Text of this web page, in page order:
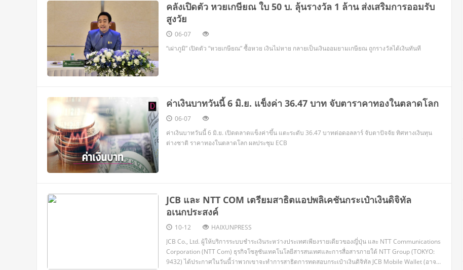
คลังเปิดตัว หวยเกษียณ ใบ 50 บ. ลุ้นรางวัล 1 ล้าน ส่งเสริมการออมรับ
สูงวัย
06-07
“เผ่าภูมิ” เปิดตัว “หวยเกษียณ” ซื้อหวย เงินไม่หาย กลายเป็นเงินออมยามเกษียณ ถูกรางวัลได้เงินทันที
ค่าเงินบาทวันนี้ 6 มิ.ย. แข็งค่า 36.47 บาท จับตาราคาทองในตลาดโลก
06-07
ค่าเงินบาทวันนี้ 6 มิ.ย. เปิดตลาดแข็งค่าขึ้น แตะระดับ 36.47 บาทต่อดอลลาร์ จับตาปัจจัย ทิศทางเงินทุน
ต่างชาติ ราคาทองในตลาดโลก ผลประชุม ECB
JCB และ NTT COM เตรียมสาธิตแอปพลิเคชันกระเป๋าเงินดิจิทัล
อเนกประสงค์
10-12
HAIXUNPRESS
JCB Co., Ltd. ผู้ให้บริการระบบชำระเงินระหว่างประเทศเพียงรายเดียวของญี่ปุ่น และ NTT Communications
Corporation (NTT Com) ธุรกิจโซลูชันเทคโนโลยีสารสนเทศและการสื่อสารภายใต้ NTT Group (TOKYO:
9432) ได้ประกาศในวันนี้ว่าพวกเขาจะทำการสาธิตการทดสอบกระเป๋าเงินดิจิทัล JCB Mobile Wallet (อาจมี